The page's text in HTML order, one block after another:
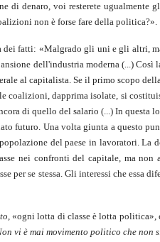
denaro, voi resterete ugualmente
non è forse fare della politica?».
dei fatti: «Malgrado gli uni e gli altri,
dell'industria moderna (...) Così
al capitalista. Se il primo scopo
coalizioni, dapprima isolate, si
di quello del salario (...) In questa
futuro. Una volta giunta a questo
del paese in lavoratori. La
nei confronti del capitale, ma non
per se stessa. Gli interessi che essa
, «ogni lotta di classe è lotta
vi è mai movimento politico che non